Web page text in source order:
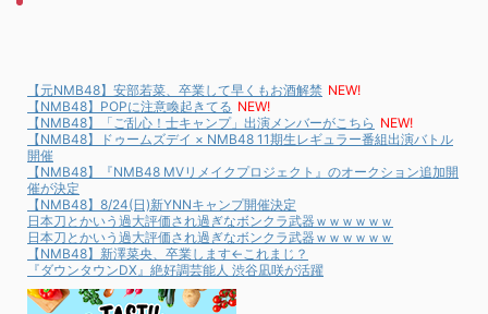
【元NMB48】安部若菜、卒業して早くもお酒解禁 NEW!
【NMB48】POPに注意喚起きてる NEW!
【NMB48】「ご乱心！士キャンプ」出演メンバーがこちら NEW!
【NMB48】ドゥームズデイ × NMB48 11期生レギュラー番組出演バトル
開催
【NMB48】『NMB48 MVリメイクプロジェクト』のオークション追加開
催が決定
【NMB48】8/24(日)新YNNキャンプ開催決定
日本刀とかいう過大評価され過ぎなボンクラ武器ｗｗｗｗｗｗ
日本刀とかいう過大評価され過ぎなボンクラ武器ｗｗｗｗｗｗ
【NMB48】新澤菜央、卒業します←これまじ？
『ダウンタウンDX』絶好調芸能人 渋谷凪咲が活躍